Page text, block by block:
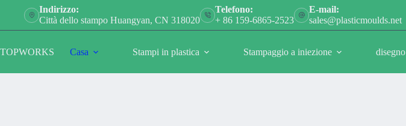
contenuto
Indirizzo:
Città dello stampo Huangyan, CN 318020
Telefono:
+ 86 159-6865-2523
E-mail:
sales@plasticmoulds.net
TOPWORKS Casa Stampi in plastica Stampaggio a iniezione disegno